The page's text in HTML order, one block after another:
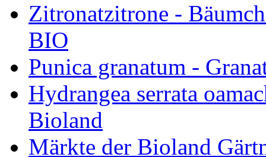
Zitronatzitrone -
BIO
Punica granatum -
Hydrangea serrata
Bioland
Märkte der Bioland